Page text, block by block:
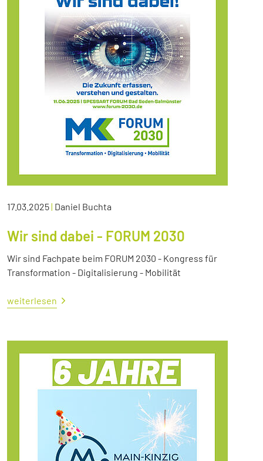
17.03.2025| Daniel Buchta
Wir sind dabei - FORUM 2030
Wir sind Fachpate beim FORUM 2030 - Kongress für
Transformation - Digitalisierung - Mobilität
weiterlesen